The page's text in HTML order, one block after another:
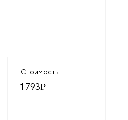
Стоимость
1 793Р